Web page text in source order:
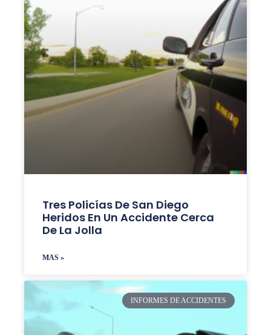
Tres Policías De San Diego
Heridos En Un Accidente Cerca
De La Jolla
MAS »
INFORMES DE ACCIDENTES